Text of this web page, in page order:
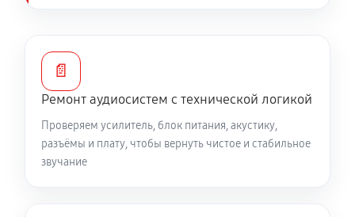
📄
Ремонт аудиосистем с технической логикой
Проверяем усилитель, блок питания, акустику,
разъёмы и плату, чтобы вернуть чистое и стабильное
звучание